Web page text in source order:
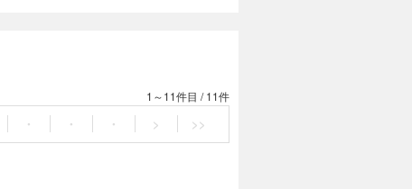
1～11件目 /11件
・ ・ ・ > >>